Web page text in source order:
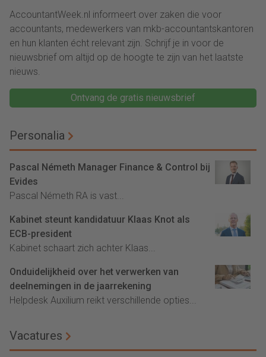
AccountantWeek.nl informeert over zaken die voor
accountants, medewerkers van mkb-accountantskantoren
en hun klanten écht relevant zijn. Schrijf je in voor de
nieuwsbrief om altijd op de hoogte te zijn van het laatste
nieuws.
Ontvang de gratis nieuwsbrief
Personalia
Pascal Németh Manager Finance & Control bij
Evides
Pascal Németh RA is vast...
Kabinet steunt kandidatuur Klaas Knot als
ECB-president
Kabinet schaart zich achter Klaas...
Onduidelijkheid over het verwerken van
deelnemingen in de jaarrekening
Helpdesk Auxilium reikt verschillende opties...
Vacatures